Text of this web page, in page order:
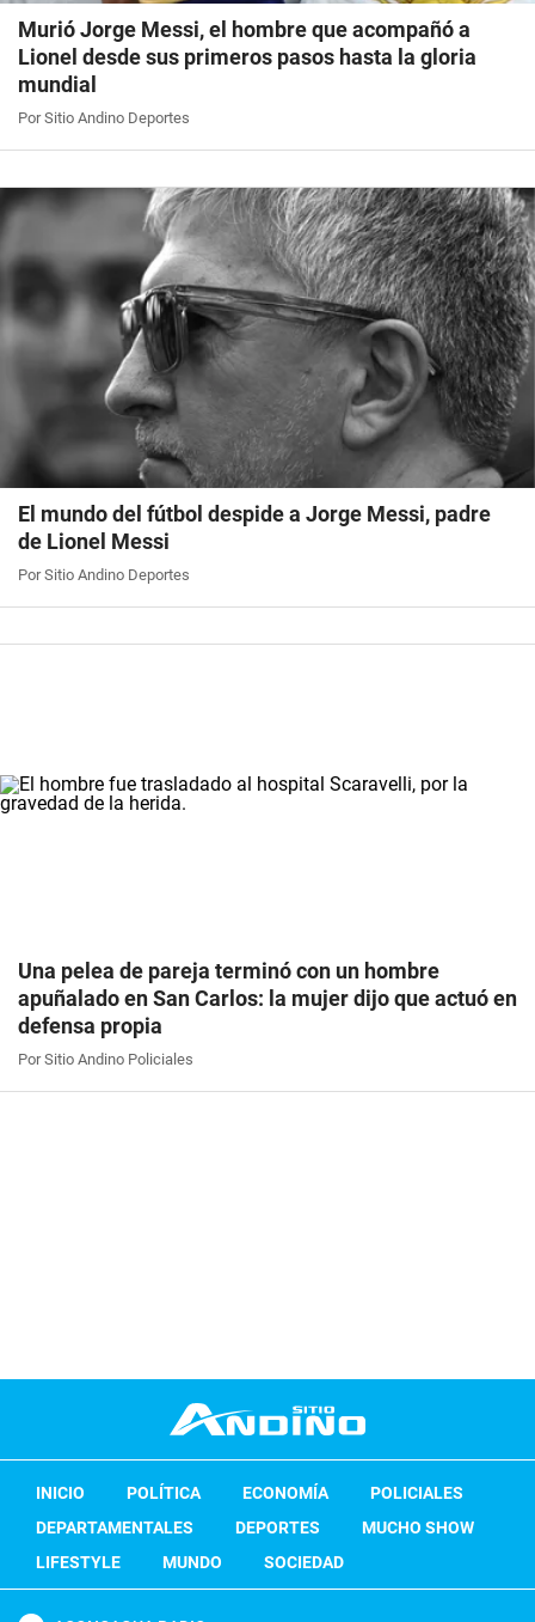
Murió Jorge Messi, el hombre que acompañó a
Lionel desde sus primeros pasos hasta la gloria
mundial
Por Sitio Andino Deportes
El mundo del fútbol despide a Jorge Messi, padre
de Lionel Messi
Por Sitio Andino Deportes
Una pelea de pareja terminó con un hombre
apuñalado en San Carlos: la mujer dijo que actuó en
defensa propia
Por Sitio Andino Policiales
INICIO POLÍTICA ECONOMÍA
POLICIALES
DEPARTAMENTALES
DEPORTES
MUCHO SHOW
LIFESTYLE
MUNDO SOCIEDAD